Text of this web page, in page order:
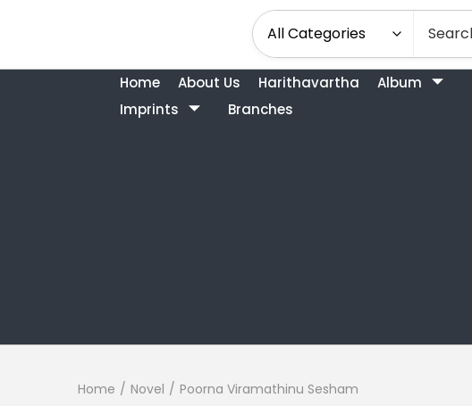
Home About Us Harithavartha Album
Imprints
Branches
Home / Novel / Poorna Viramathinu Sesham